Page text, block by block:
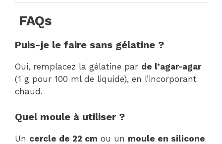
FAQs
Puis-je le faire sans gélatine ?
Oui, remplacez la gélatine par de l’agar-agar
(1 g pour 100 ml de liquide), en l’incorporant
chaud.
Quel moule à utiliser ?
Un cercle de 22 cm ou un moule en silicone